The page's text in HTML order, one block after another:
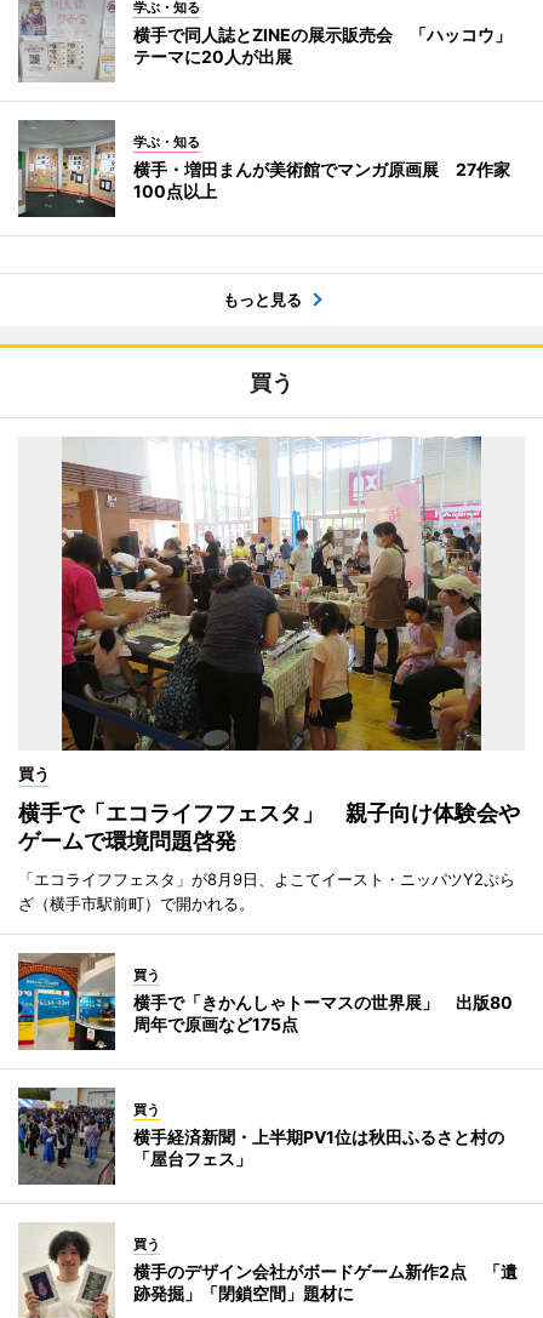
学ぶ・知る
横手で同人誌とZINEの展示販売会 「ハッコウ」
テーマに20人が出展
学ぶ・知る
横手・増田まんが美術館でマンガ原画展 27作家
100点以上
もっと見る
買う
買う
横手で「エコライフフェスタ」 親子向け体験会や
ゲームで環境問題啓発
「エコライフフェスタ」が8月9日、よこてイースト・ニッパツY2ぷら
ざ（横手市駅前町）で開かれる。
買う
横手で「きかんしゃトーマスの世界展」 出版80
周年で原画など175点
買う
横手経済新聞・上半期PV1位は秋田ふるさと村の
「屋台フェス」
買う
横手のデザイン会社がボードゲーム新作2点 「遺
跡発掘」「閉鎖空間」題材に